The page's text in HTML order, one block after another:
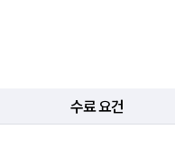
수료 요건